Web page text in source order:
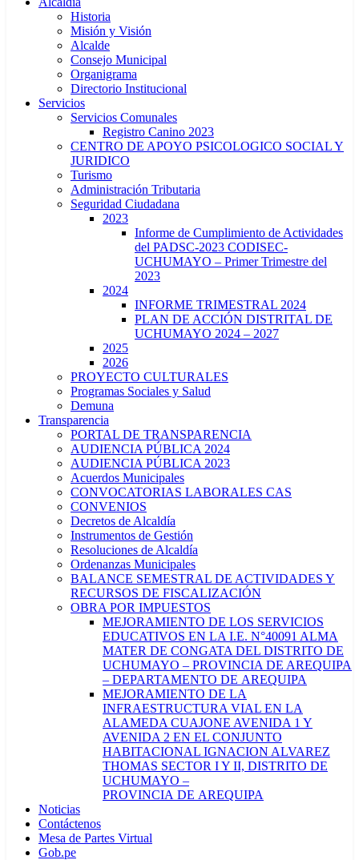
Historia
Misión y Visión
Alcalde
Consejo Municipal
Organigrama
Directorio Institucional
Servicios
Servicios Comunales
Registro Canino 2023
CENTRO DE APOYO PSICOLOGICO SOCIAL Y
JURIDICO
Turismo
Administración Tributaria
Seguridad Ciudadana
2023
Informe de Cumplimiento de Actividades
del PADSC-2023 CODISEC-
UCHUMAYO – Primer Trimestre del
2023
2024
INFORME TRIMESTRAL 2024
PLAN DE ACCIÓN DISTRITAL DE
UCHUMAYO 2024 – 2027
2025
2026
PROYECTO CULTURALES
Programas Sociales y Salud
Demuna
Transparencia
PORTAL DE TRANSPARENCIA
AUDIENCIA PÚBLICA 2024
AUDIENCIA PÚBLICA 2023
Acuerdos Municipales
CONVOCATORIAS LABORALES CAS
CONVENIOS
Decretos de Alcaldía
Instrumentos de Gestión
Resoluciones de Alcaldía
Ordenanzas Municipales
BALANCE SEMESTRAL DE ACTIVIDADES Y
RECURSOS DE FISCALIZACIÓN
OBRA POR IMPUESTOS
MEJORAMIENTO DE LOS SERVICIOS
EDUCATIVOS EN LA I.E. N°40091 ALMA
MATER DE CONGATA DEL DISTRITO DE
UCHUMAYO – PROVINCIA DE AREQUIPA
– DEPARTAMENTO DE AREQUIPA
MEJORAMIENTO DE LA
INFRAESTRUCTURA VIAL EN LA
ALAMEDA CUAJONE AVENIDA 1 Y
AVENIDA 2 EN EL CONJUNTO
HABITACIONAL IGNACION ALVAREZ
THOMAS SECTOR I Y II, DISTRITO DE
UCHUMAYO –
PROVINCIA DE AREQUIPA
Noticias
Contáctenos
Mesa de Partes Virtual
Gob.pe